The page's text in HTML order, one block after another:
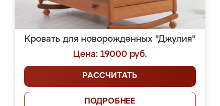
Кровать для новорожденных "Джулия"
Цена: 19000 руб.
РАССЧИТАТЬ
ПОДРОБНЕЕ